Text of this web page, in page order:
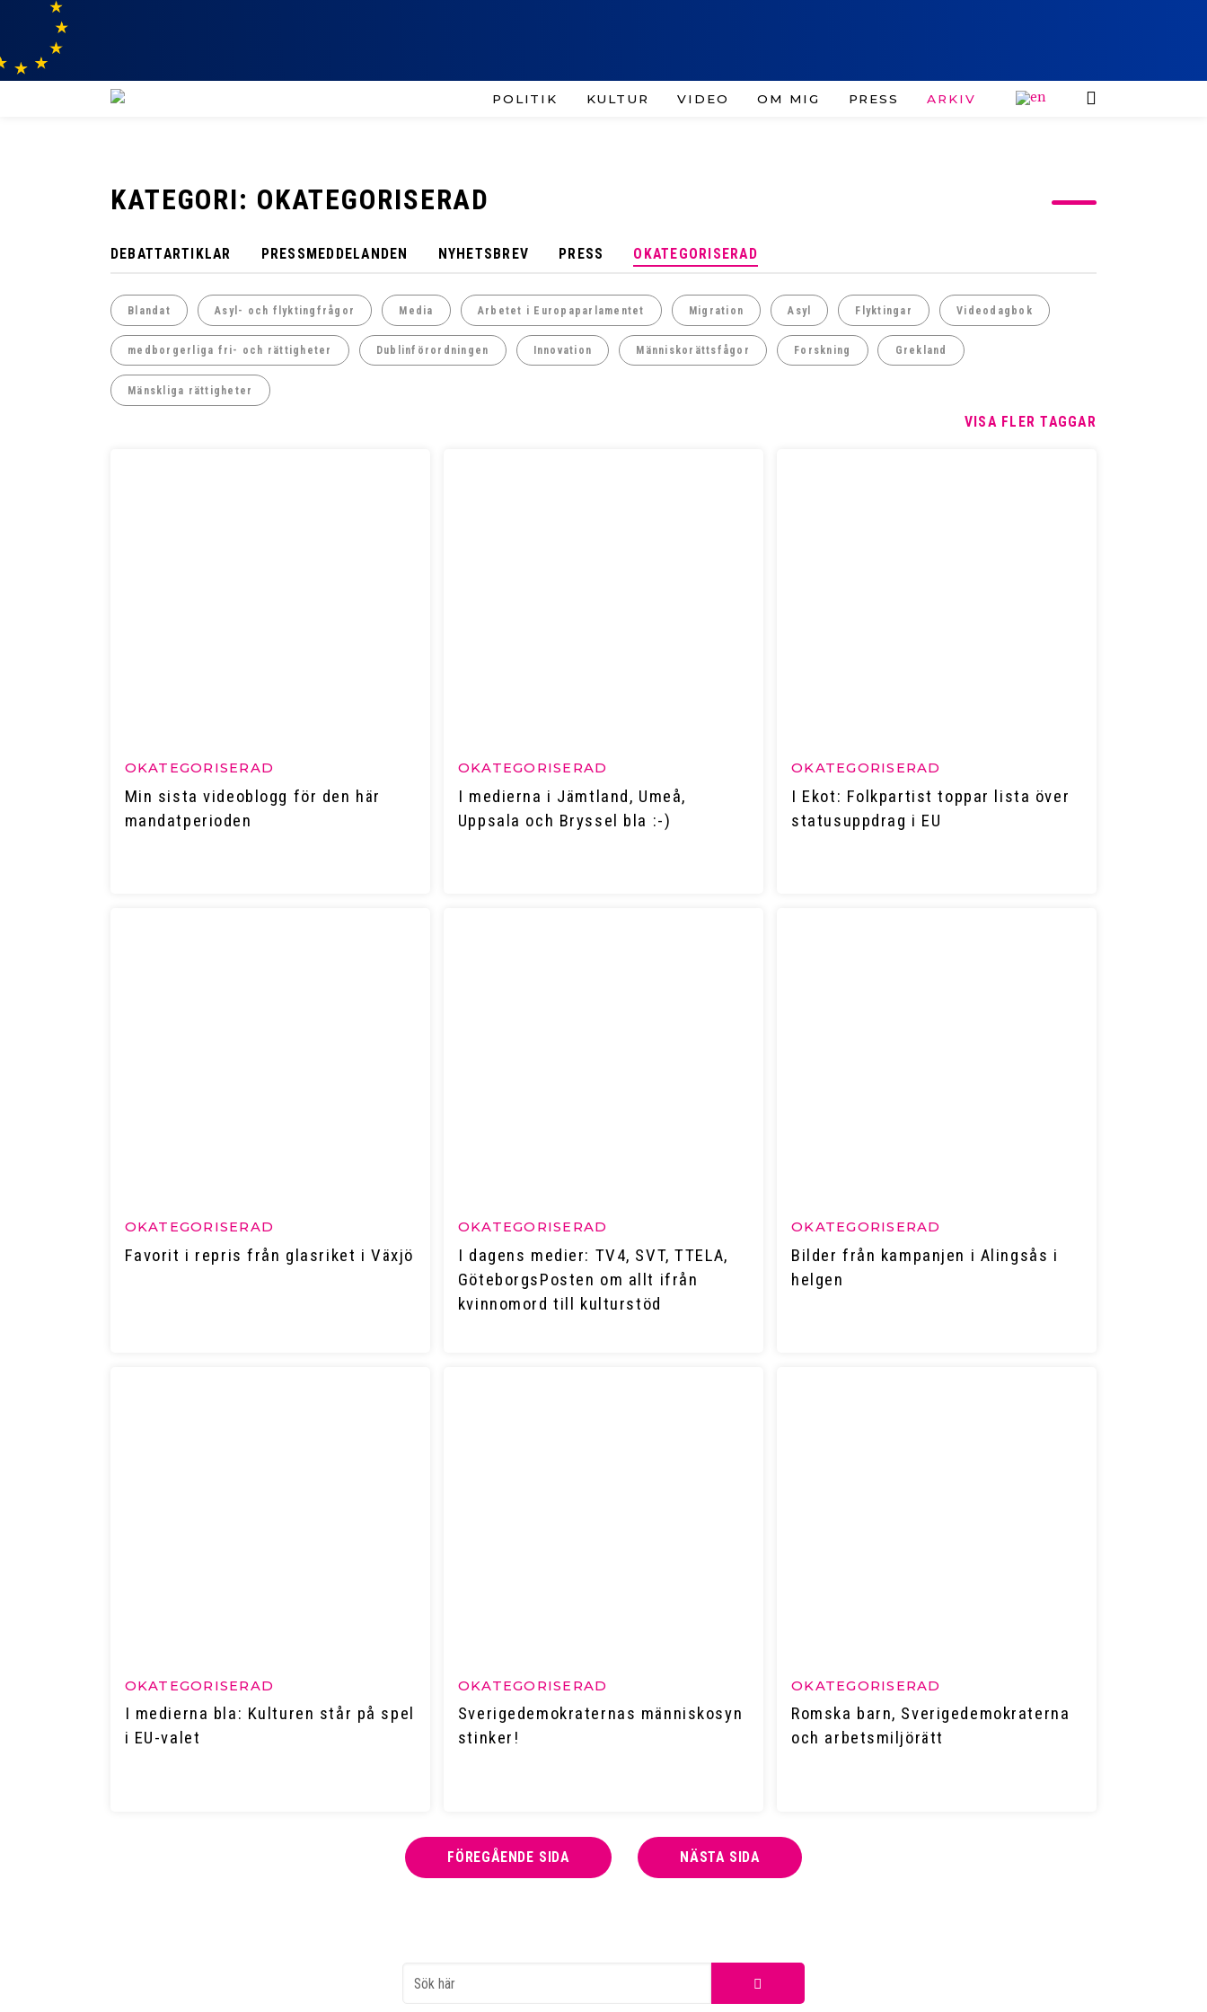
POLITIK KULTUR VIDEO OM MIG PRESS ARKIV
KATEGORI: OKATEGORISERAD
DEBATTARTIKLAR PRESSMEDDELANDEN NYHETSBREV PRESS OKATEGORISERAD
Blandat Asyl- och flyktingfrågor Media Arbetet i Europaparlamentet Migration Asyl Flyktingar Videodagbok
medborgerliga fri- och rättigheter Dublinförordningen Innovation Människorättsfågor Forskning Grekland
Mänskliga rättigheter
VISA FLER TAGGAR
OKATEGORISERAD
Min sista videoblogg för den här
mandatperioden
OKATEGORISERAD
I medierna i Jämtland, Umeå,
Uppsala och Bryssel bla :-)
OKATEGORISERAD
I Ekot: Folkpartist toppar lista över
status­uppdrag i EU
OKATEGORISERAD
Favorit i repris från glasriket i Växjö
OKATEGORISERAD
I dagens medier: TV4, SVT, TTELA,
GöteborgsPosten om allt ifrån
kvinnomord till kulturstöd
OKATEGORISERAD
Bilder från kampanjen i Alingsås i
helgen
OKATEGORISERAD
I medierna bla: Kulturen står på spel
i EU-valet
OKATEGORISERAD
Sverigedemokraternas människosyn
stinker!
OKATEGORISERAD
Romska barn, Sverigedemokraterna
och arbetsmiljörätt
FÖREGÅENDE SIDA NÄSTA SIDA